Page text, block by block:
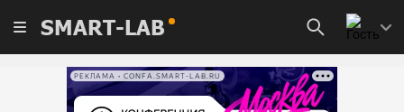
SMART-LAB
РЕКЛАМА • CONFA.SMART-LAB.RU